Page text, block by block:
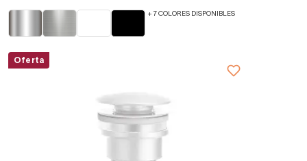
+ 7 COLORES DISPONIBLES
Oferta